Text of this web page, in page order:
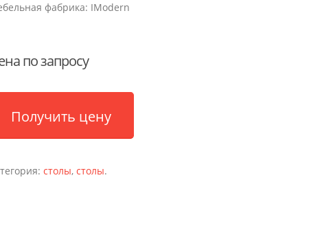
фабрика: IModern
по запросу
Получить цену
столы, столы.